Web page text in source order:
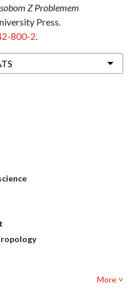
Z Problemem
Press.
800-2.
More ˅